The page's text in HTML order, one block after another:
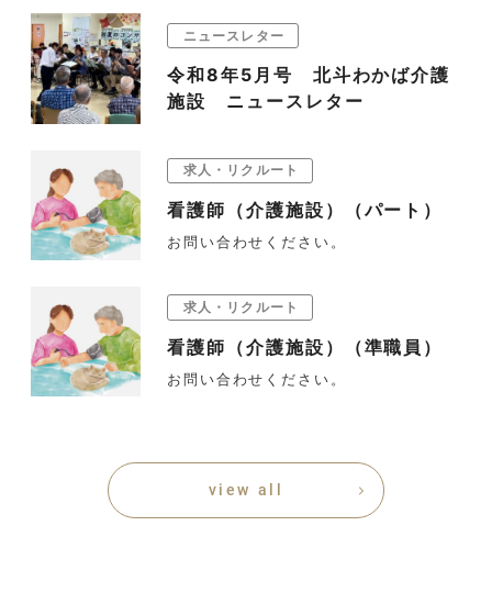
ニュースレター
令和8年5月号 北斗わかば介護
施設 ニュースレター
求人・リクルート
看護師（介護施設）（パート）
お問い合わせください。
求人・リクルート
看護師（介護施設）（準職員）
お問い合わせください。
view all